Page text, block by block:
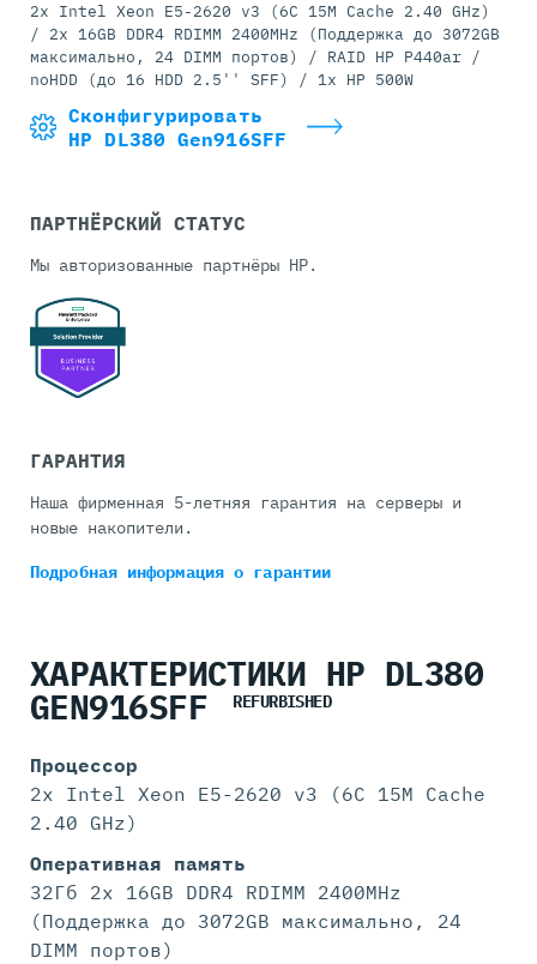
2x Intel Xeon E5-2620 v3 (6C 15M Cache 2.40 GHz)
/ 2x 16GB DDR4 RDIMM 2400MHz (Поддержка до 3072GB
максимально, 24 DIMM портов) / RAID HP P440ar /
noHDD (до 16 HDD 2.5'' SFF) / 1x HP 500W
Сконфигурировать
HP DL380 Gen916SFF
ПАРТНЁРСКИЙ СТАТУС
Мы авторизованные партнёры HP.
ГАРАНТИЯ
Наша фирменная 5-летняя гарантия на серверы и
новые накопители.
Подробная информацияо гарантии
ХАРАКТЕРИСТИКИ HP DL380
GEN916SFF REFURBISHED
Процессор
2x Intel Xeon E5-2620 v3 (6C 15M Cache
2.40 GHz)
Оперативная память
32Гб 2x 16GB DDR4 RDIMM 2400MHz
(Поддержка до 3072GB максимально, 24
DIMM портов)